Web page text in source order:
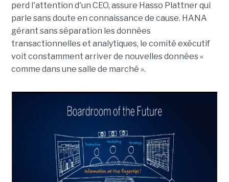
perd l'attention d'un CEO, assure Hasso Plattner qui
parle sans doute en connaissance de cause. HANA
gérant sans séparation les données
transactionnelles et analytiques, le comité exécutif
voit constamment arriver de nouvelles données «
comme dans une salle de marché ».